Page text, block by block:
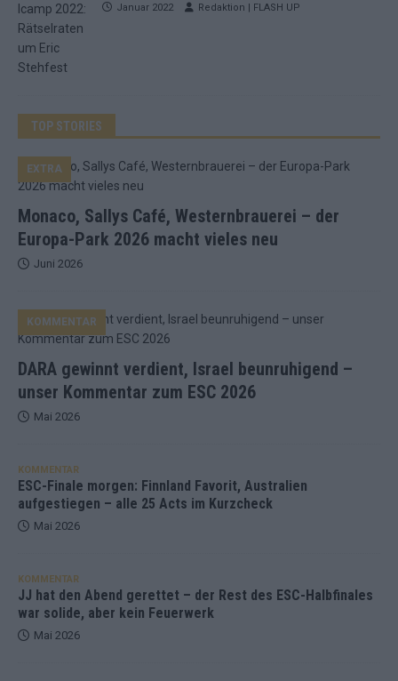
Januar 2022 Redaktion | FLASH UP
TOP STORIES
Monaco, Sallys Café, Westernbrauerei – der
Europa-Park 2026 macht vieles neu
EXTRA
Juni 2026
DARA gewinnt verdient, Israel beunruhigend –
unser Kommentar zum ESC 2026
KOMMENTAR
Mai 2026
KOMMENTAR
ESC-Finale morgen: Finnland Favorit, Australien
aufgestiegen – alle 25 Acts im Kurzcheck
Mai 2026
KOMMENTAR
JJ hat den Abend gerettet – der Rest des ESC-Halbfinales
war solide, aber kein Feuerwerk
Mai 2026